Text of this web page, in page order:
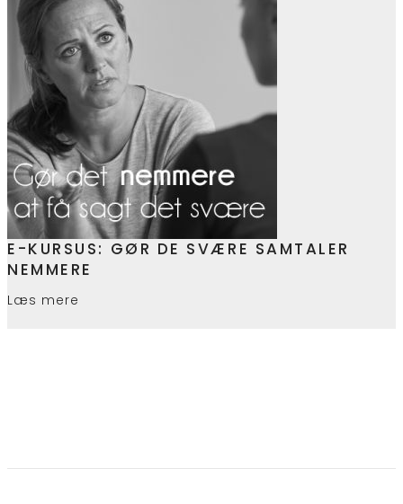
E-KURSUS: GØR DE SVÆRE SAMTALER
NEMMERE
Læs mere